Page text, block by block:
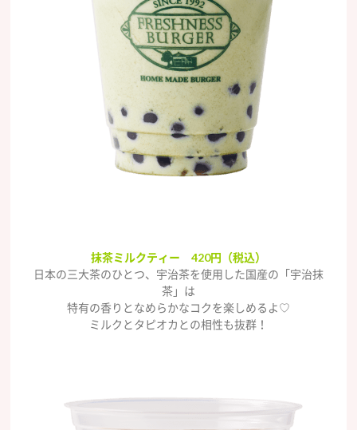
抹茶ミルクティー 420円（税込）
日本の三大茶のひとつ、宇治茶を使用した国産の「宇治抹
茶」は
特有の香りとなめらかなコクを楽しめるよ♡
ミルクとタピオカとの相性も抜群！